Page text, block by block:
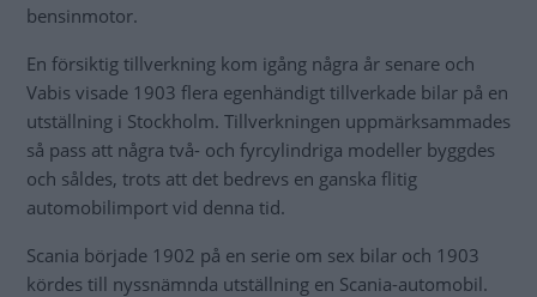
bensinmotor.
En försiktig tillverkning kom igång några år senare och
Vabis visade 1903 flera egenhändigt tillverkade bilar på en
utställning i Stockholm. Tillverkningen uppmärksammades
så pass att några två- och fyrcylindriga modeller byggdes
och såldes, trots att det bedrevs en ganska flitig
automobilimport vid denna tid.
Scania började 1902 på en serie om sex bilar och 1903
kördes till nyssnämnda utställning en Scania-automobil.